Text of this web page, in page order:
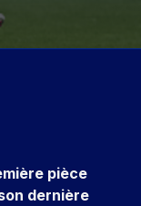
pièce
dernière